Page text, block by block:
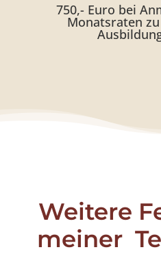
750,- Euro bei
Monatsraten
Weitere
meiner